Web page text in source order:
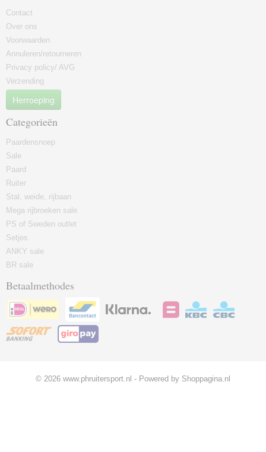
Contact
Over ons
Voorwaarden
Annuleren/retourneren
Privacy policy/ AVG
Verzending
Herroeping
Categorieën
Paardensnoep
Sale
Paard
Ruiter
Stal, weide, rijbaan
Mega rijbroeken sale
PS of Sweden outlet
Setjes
ANKY sale
BR sale
Betaalmethodes
© 2026 www.phruitersport.nl - Powered by Shoppagina.nl